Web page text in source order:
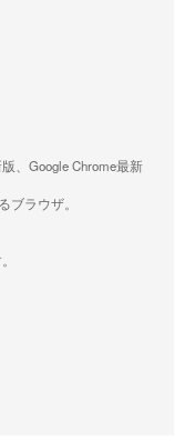
、Google Chrome最新
ブラウザ。